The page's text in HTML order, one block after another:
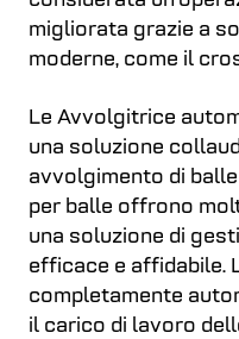
migliorata grazie a
moderne, come il
Le Avvolgitrice
una soluzione
avvolgimento di
per balle offrono
una soluzione di
efficace e affidabile.
completamente
il carico di lavoro